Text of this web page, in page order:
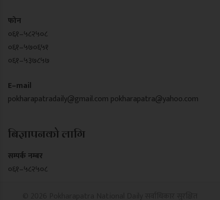
फोन
०६१–५८२५०८
०६१–५७०६५१
०६१–५३७८५७
E–mail
pokharapatradaily@gmail.com pokharapatra@yahoo.com
बिज्ञापनको लागि
सम्पर्क नम्बर
०६१–५८२५०८